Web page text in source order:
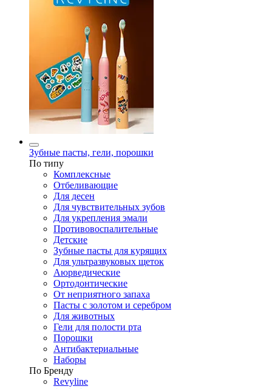
Зубные пасты, гели, порошки
По типу
Комплексные
Отбеливающие
Для десен
Для чувствительных зубов
Для укрепления эмали
Противовоспалительные
Детские
Зубные пасты для курящих
Для ультразвуковых щеток
Аюрведические
Ортодонтические
От неприятного запаха
Пасты с золотом и серебром
Для животных
Гели для полости рта
Порошки
Антибактериальные
Наборы
По Бренду
Revyline